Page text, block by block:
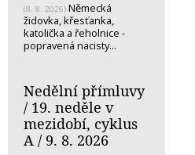
(8. 8. 2026) Německá
židovka, křesťanka,
katolička a řeholnice -
popravená nacisty...
Nedělní přímluvy
/ 19. neděle v
mezidobí, cyklus
A / 9. 8. 2026